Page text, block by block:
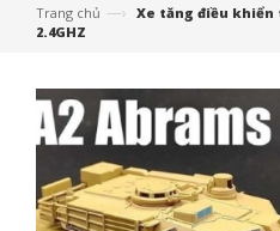
Trang chủ —› Xe tăng điều khiển
2.4GHZ